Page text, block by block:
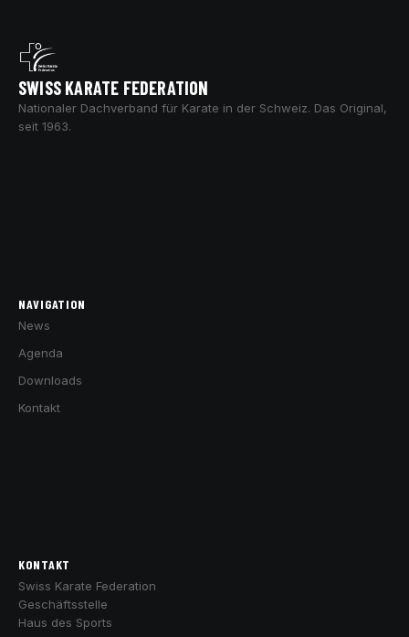
SWISS KARATE FEDERATION
Nationaler Dachverband für Karate in der Schweiz. Das Original,
seit 1963.
NAVIGATION
News
Agenda
Downloads
Kontakt
KONTAKT
Swiss Karate Federation
Geschäftsstelle
Haus des Sports